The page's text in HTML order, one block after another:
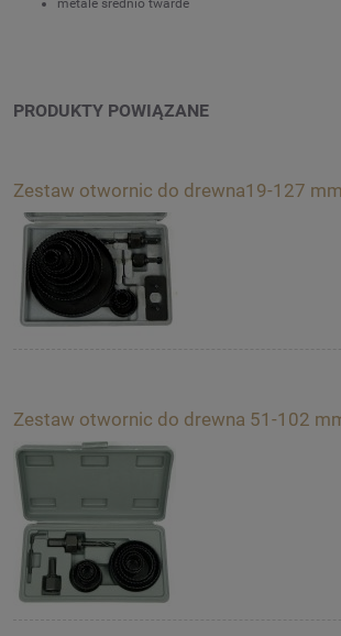
PRODUKTY POWIĄZANE
Zestaw otwornic do drewna19-127
Zestaw otwornic do drewna 51-102